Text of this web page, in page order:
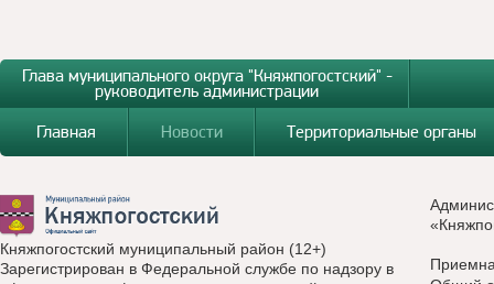
Глава муниципального округа "Княжпогостский" -
руководитель администрации
Главная
Новости Территориальные органы
Княжпогостский муниципальный район (12+)
Зарегистрирован в Федеральной службе по надзору в